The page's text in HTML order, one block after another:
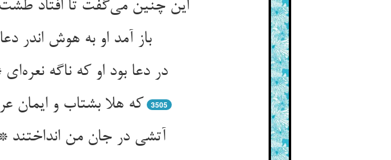
این چنین می‌گفت تا افتاد
باز آمد او به هوش اندر
در دعا بود او که ناگه
که هلا بشتاب و ایمان
3505
آتشی در جان من انداختند